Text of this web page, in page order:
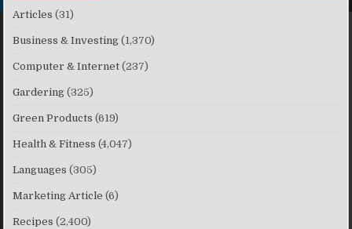
Articles (31)
Business & Investing (1,370)
Computer & Internet (237)
Gardering (325)
Green Products (619)
Health & Fitness (4,047)
Languages (305)
Marketing Article (6)
Recipes (2,400)